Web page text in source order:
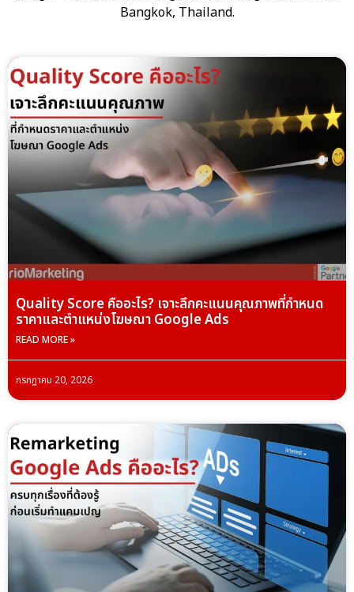
Bangkok, Thailand.
Quality Score คืออะไร? เจาะลึกคะแนนคุณภาพที่กำหนด
ราคาและตำแหน่งโฆษณา Google Ads
READ MORE »
กรกฎาคม 20, 2026